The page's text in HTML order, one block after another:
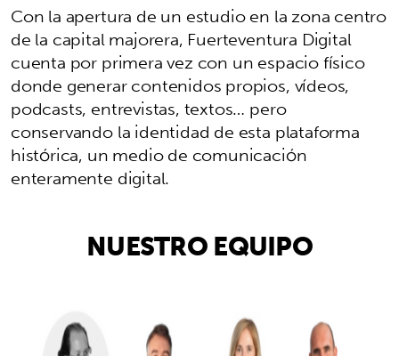
Con la apertura de un estudio en la zona centro
de la capital majorera, Fuerteventura Digital
cuenta por primera vez con un espacio físico
donde generar contenidos propios, vídeos,
podcasts, entrevistas, textos… pero
conservando la identidad de esta plataforma
histórica, un medio de comunicación
enteramente digital.
NUESTRO EQUIPO